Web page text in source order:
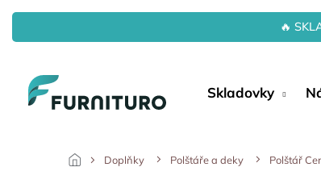
Přejít
obsah
🔥
Skladovky
Doplňky Polštáře a deky Polštář